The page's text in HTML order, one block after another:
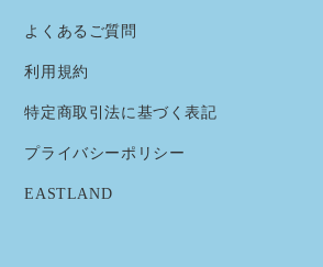
よくあるご質問
利用規約
特定商取引法に基づく表記
プライバシーポリシー
EASTLAND